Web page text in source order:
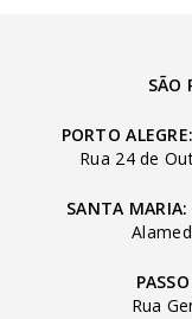
SÃO
PORTO ALEGRE:
Rua 24 de
SANTA MARIA:
Rua